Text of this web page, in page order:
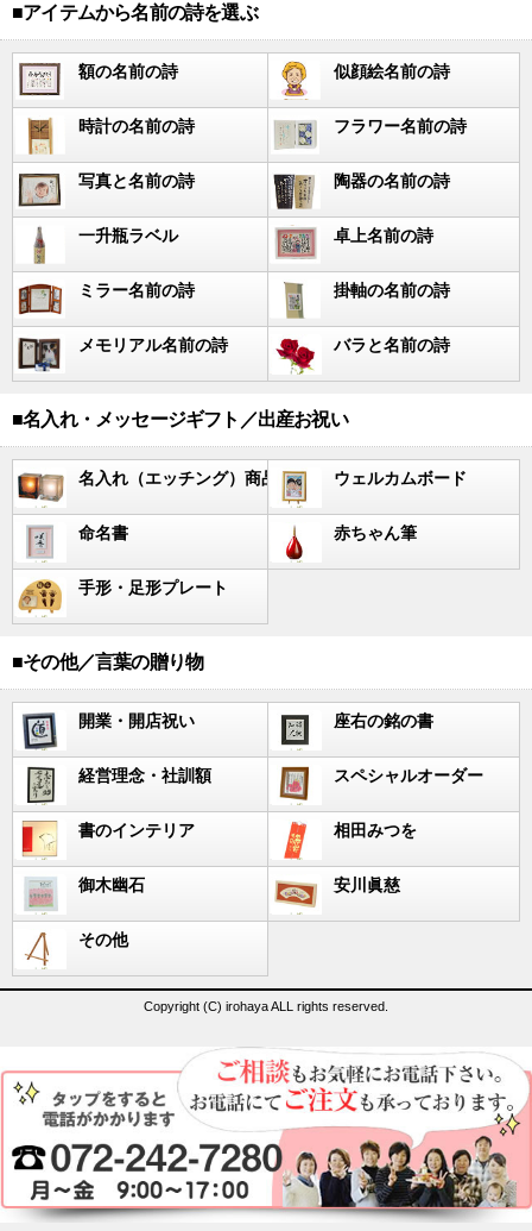
■アイテムから名前の詩を選ぶ
額の名前の詩 似顔絵名前の詩
時計の名前の詩 フラワー名前の詩
写真と名前の詩 陶器の名前の詩
一升瓶ラベル 卓上名前の詩
ミラー名前の詩 掛軸の名前の詩
メモリアル名前の詩 バラと名前の詩
■名入れ・メッセージギフト／出産お祝い
名入れ（エッチング）商品 ウェルカムボード
命名書 赤ちゃん筆
手形・足形プレート
■その他／言葉の贈り物
開業・開店祝い 座右の銘の書
経営理念・社訓額 スペシャルオーダー
書のインテリア 相田みつを
御木幽石 安川眞慈
その他
Copyright (C) irohaya ALL rights reserved.